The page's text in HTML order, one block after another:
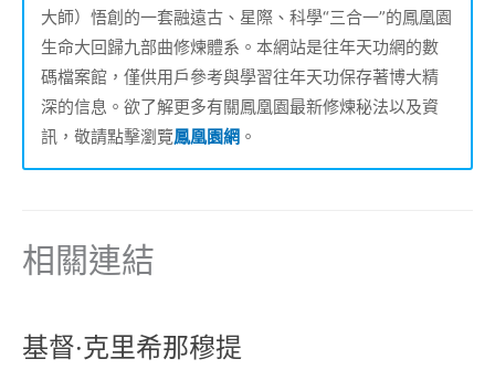
大師）悟創的一套融遠古、星際、科學“三合一”的鳳凰園
生命大回歸九部曲修煉體系。本網站是往年天功網的數
碼檔案館，僅供用戶參考與學習往年天功保存著博大精
深的信息。欲了解更多有關鳳凰園最新修煉秘法以及資
訊，敬請點擊瀏覽鳳凰園網 。
相關連結
基督·克里希那穆提